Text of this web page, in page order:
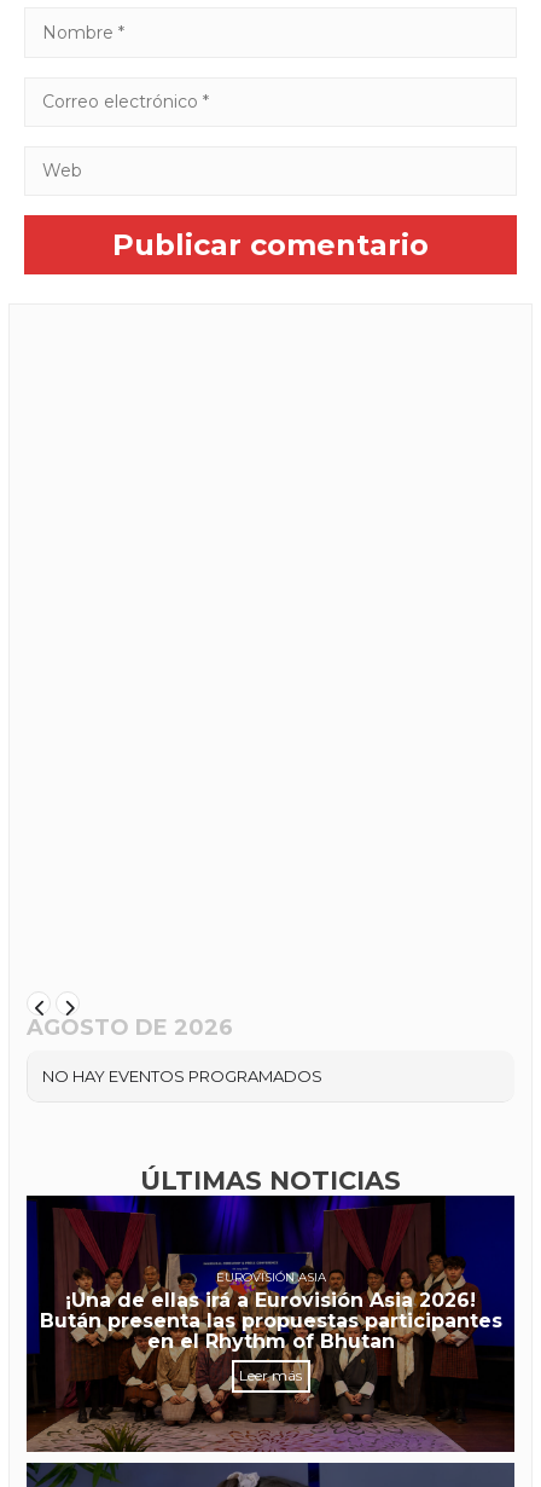
AGOSTO DE 2026
NO HAY EVENTOS PROGRAMADOS
ÚLTIMAS NOTICIAS
EUROVISIÓN ASIA
¡Una de ellas irá a Eurovisión Asia 2026!
Bután presenta las propuestas participantes
en el Rhythm of Bhutan
Leer más